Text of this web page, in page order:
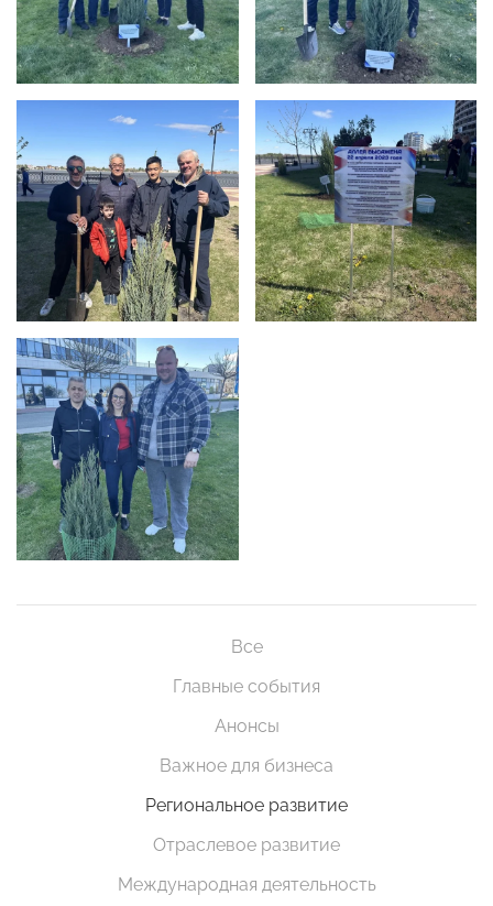
Все
Главные события
Анонсы
Важное для бизнеса
Региональное развитие
Отраслевое развитие
Международная деятельность